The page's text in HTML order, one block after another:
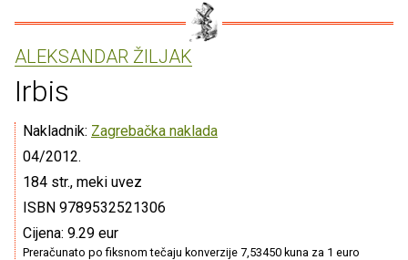
ALEKSANDAR ŽILJAK
Irbis
Nakladnik: Zagrebačka naklada
04/2012.
184 str., meki uvez
ISBN 9789532521306
Cijena: 9.29 eur
Preračunato po fiksnom tečaju konverzije 7,53450 kuna za 1 euro